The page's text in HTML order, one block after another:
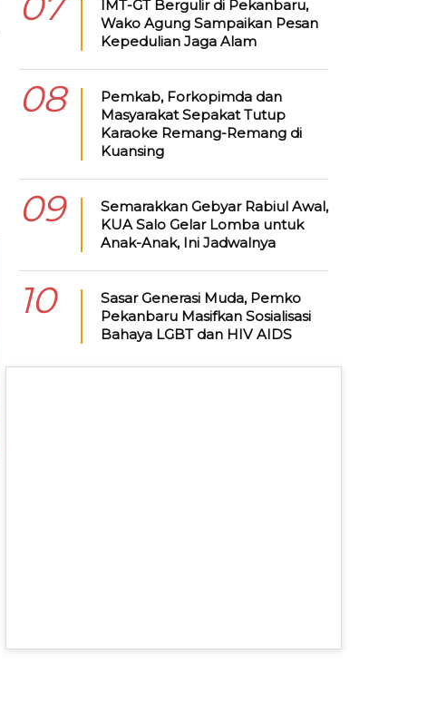
IMT-GT Bergulir di Pekanbaru,
Wako Agung Sampaikan Pesan
Kepedulian Jaga Alam
08
Pemkab, Forkopimda dan
Masyarakat Sepakat Tutup
Karaoke Remang-Remang di
Kuansing
09
Semarakkan Gebyar Rabiul Awal,
KUA Salo Gelar Lomba untuk
Anak-Anak, Ini Jadwalnya
10
Sasar Generasi Muda, Pemko
Pekanbaru Masifkan Sosialisasi
Bahaya LGBT dan HIV AIDS